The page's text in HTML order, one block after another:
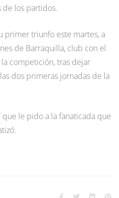
de los partidos.
primer triunfo este martes, a
de Barraquilla, club con el
competición, tras dejar
dos primeras jornadas de la
que le pido a la fanaticada que